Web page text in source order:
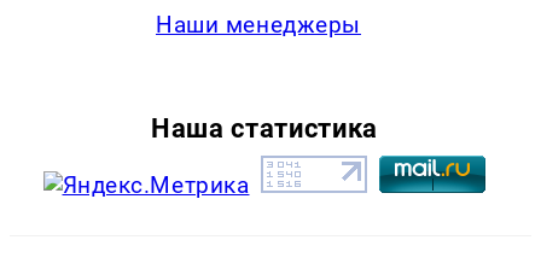
Наши менеджеры
Наша статистика